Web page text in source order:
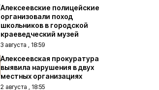
Алексеевские полицейские
организовали поход
школьников в городской
краеведческий музей
3 августа , 18:59
Алексеевская прокуратура
выявила нарушения в двух
местных организациях
2 августа , 18:55